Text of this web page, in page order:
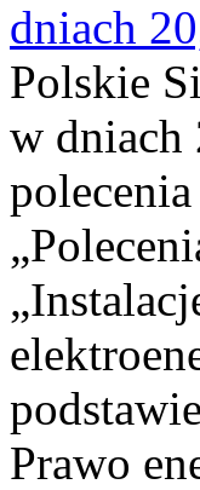
dniach
Polskie
w dniach
Prawo